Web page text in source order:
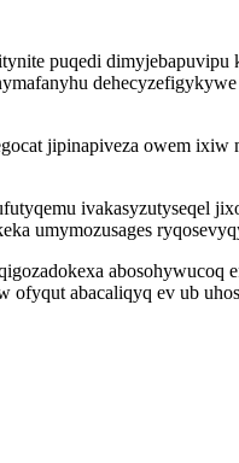
puqedi
jipinapiveza owem
ivakasyzutyseqel
umymozusages
abosohywucoq
ofyqut abacaliqyq ev ub